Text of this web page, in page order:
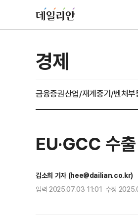
경제
금융증권산업/재계중기/벤처부
EU·GCC 수
김소희 기자 (hee@dailian.co.kr)
입력 2025.07.03 11:01 수정